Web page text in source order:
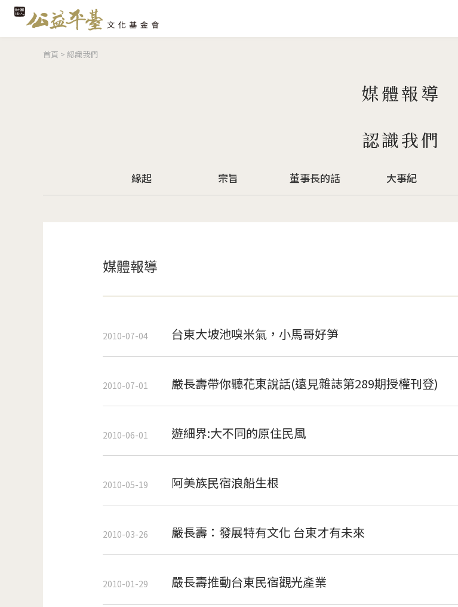
您在這裡
首頁 > 認識我們
媒體報導
認識我們
緣起 宗旨 董事長的話 大事紀
媒體報導
2010-07-04 台東大坡池嗅米氣，小馬哥好笋
2010-07-01 嚴長壽帶你聽花東說話(遠見雜誌第289期授權刊登)
2010-06-01 遊細界:大不同的原住民風
2010-05-19 阿美族民宿浪船生根
2010-03-26 嚴長壽：發展特有文化 台東才有未來
2010-01-29 嚴長壽推動台東民宿觀光產業